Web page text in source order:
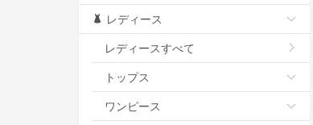
レディース
レディースすべて
トップス
ワンピース